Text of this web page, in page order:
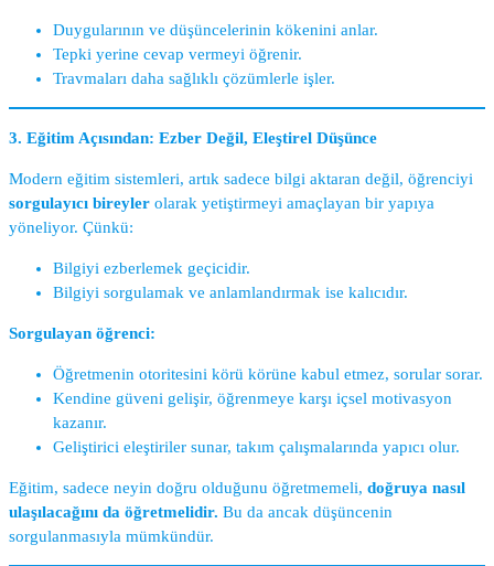
Duygularının ve düşüncelerinin kökenini anlar.
Tepki yerine cevap vermeyi öğrenir.
Travmaları daha sağlıklı çözümlerle işler.
3. Eğitim Açısından: Ezber Değil, Eleştirel Düşünce
Modern eğitim sistemleri, artık sadece bilgi aktaran değil, öğrenciyi
sorgulayıcı bireyler olarak yetiştirmeyi amaçlayan bir yapıya
yöneliyor. Çünkü:
Bilgiyi ezberlemek geçicidir.
Bilgiyi sorgulamak ve anlamlandırmak ise kalıcıdır.
Sorgulayan öğrenci:
Öğretmenin otoritesini körü körüne kabul etmez, sorular sorar.
Kendine güveni gelişir, öğrenmeye karşı içsel motivasyon
kazanır.
Geliştirici eleştiriler sunar, takım çalışmalarında yapıcı olur.
Eğitim, sadece neyin doğru olduğunu öğretmemeli, doğruya nasıl
ulaşılacağını da öğretmelidir. Bu da ancak düşüncenin
sorgulanmasıyla mümkündür.